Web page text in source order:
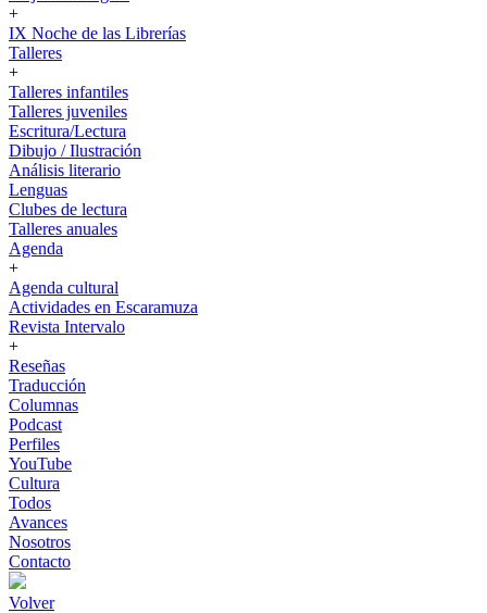
+
IX Noche de las Librerías
Talleres
+
Talleres infantiles
Talleres juveniles
Escritura/Lectura
Dibujo / Ilustración
Análisis literario
Lenguas
Clubes de lectura
Talleres anuales
Agenda
+
Agenda cultural
Actividades en Escaramuza
Revista Intervalo
+
Reseñas
Traducción
Columnas
Podcast
Perfiles
YouTube
Cultura
Todos
Avances
Nosotros
Contacto
Volver